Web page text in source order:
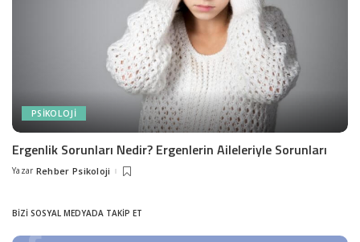
PSIKOLOJI
Ergenlik Sorunları Nedir? Ergenlerin Aileleriyle Sorunları
Posted
Yazar Rehber Psikoloji
BIZI SOSYAL MEDYADA TAKIP ET